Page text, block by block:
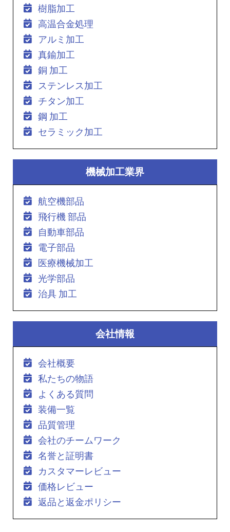
樹脂加工
高温合金処理
アルミ加工
真鍮加工
銅 加工
ステンレス加工
チタン加工
鋼 加工
セラミック加工
機械加工業界
航空機部品
飛行機 部品
自動車部品
電子部品
医療機械加工
光学部品
治具 加工
会社情報
会社概要
私たちの物語
よくある質問
装備一覧
品質管理
会社のチームワーク
名誉と証明書
カスタマーレビュー
価格レビュー
返品と返金ポリシー